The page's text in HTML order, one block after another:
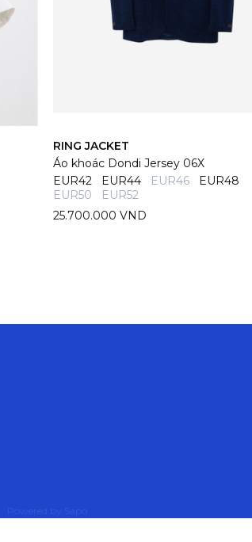
RING JACKET
Áo khoác Dondi Jersey 06X
EUR42
EUR44 EUR46
EUR48
EUR50
EUR52
25.700.000 VND